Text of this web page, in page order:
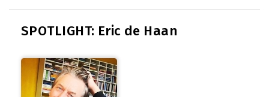
SPOTLIGHT: Eric de Haan